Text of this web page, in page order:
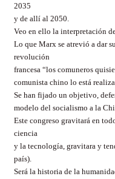
2035
y de allí al 2050.
Veo en ello la interpretación
Lo que Marx se atrevió a dar
revolución
francesa “los comuneros
comunista chino lo está
Se han fijado un objetivo,
modelo del socialismo a la
Este congreso gravitará en
ciencia
y la tecnología, gravitara y
país).
Será la historia de la